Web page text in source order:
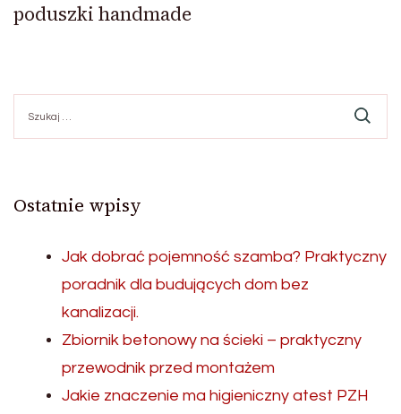
poduszki handmade
Ostatnie wpisy
Jak dobrać pojemność szamba? Praktyczny
poradnik dla budujących dom bez
kanalizacji.
Zbiornik betonowy na ścieki – praktyczny
przewodnik przed montażem
Jakie znaczenie ma higieniczny atest PZH